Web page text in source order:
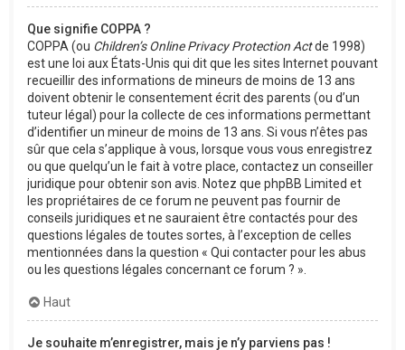
Que signifie COPPA ?
COPPA (ou Children’s Online Privacy Protection Actde 1998)
est une loi aux États-Unis qui dit que les sites Internet pouvant
recueillir des informations de mineurs de moins de 13 ans
doivent obtenir le consentement écrit des parents (ou d’un
tuteur légal) pour la collecte de ces informations permettant
d’identifier un mineur de moins de 13 ans. Si vous n’êtes pas
sûr que cela s’applique à vous, lorsque vous vous enregistrez
ou que quelqu’un le fait à votre place, contactez un conseiller
juridique pour obtenir son avis. Notez que phpBB Limited et
les propriétaires de ce forum ne peuvent pas fournir de
conseils juridiques et ne sauraient être contactés pour des
questions légales de toutes sortes, à l’exception de celles
mentionnées dans la question « Qui contacter pour les abus
ou les questions légales concernant ce forum ? ».
Haut
Je souhaite m’enregistrer, mais je n’y parviens pas !